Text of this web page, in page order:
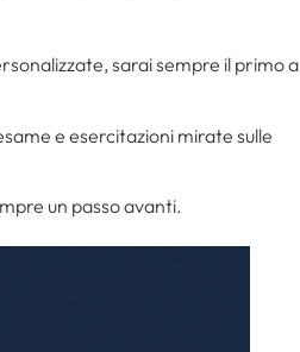
sarai sempre il primo a
e esercitazioni mirate sulle
un passo avanti.